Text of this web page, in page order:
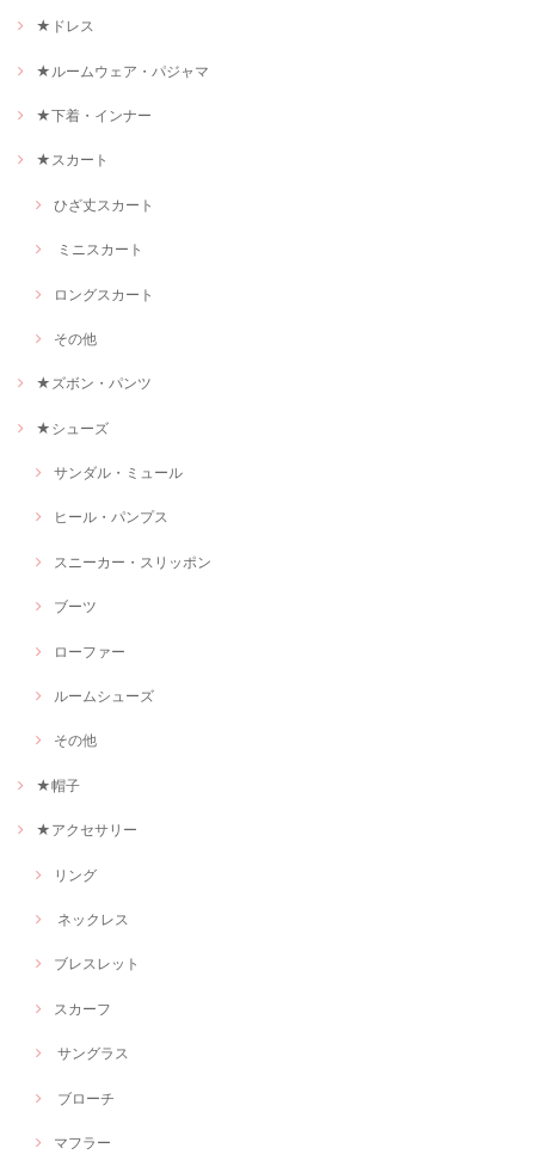
★ドレス
★ルームウェア・パジャマ
★下着・インナー
★スカート
ひざ丈スカート
ミニスカート
ロングスカート
その他
★ズボン・パンツ
★シューズ
サンダル・ミュール
ヒール・パンプス
スニーカー・スリッポン
ブーツ
ローファー
ルームシューズ
その他
★帽子
★アクセサリー
リング
ネックレス
ブレスレット
スカーフ
サングラス
ブローチ
マフラー